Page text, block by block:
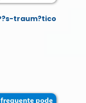
traum?tico